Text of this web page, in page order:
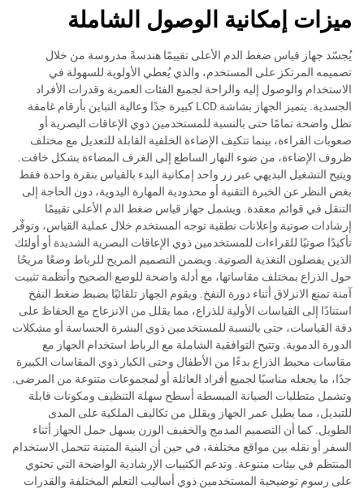
ميزات إمكانية الوصول الشاملة
يُجسّد جهاز قياس ضغط الدم الأعلى تقييمًا هندسةً مدروسة من خلال
تصميمه المرتكز على المستخدم، والذي يُعطي الأولوية للسهولة في
الاستخدام والوصول إليه والراحة لجميع الفئات العمرية وقدرات الأفراد
الجسدية. يتميز الجهاز بشاشة LCD كبيرة جدًا وعالية التباين بأرقام غامقة
تظل واضحة تمامًا حتى بالنسبة للمستخدمين ذوي الإعاقات البصرية أو
صعوبات القراءة، بينما تتكيف الإضاءة الخلفية القابلة للتعديل مع مختلف
ظروف الإضاءة، من ضوء النهار الساطع إلى الغرف المضاءة بشكل خافت.
ويتيح التشغيل البديهي عبر زر واحد إمكانية البدء بالقياس بنقرة واحدة فقط
بغض النظر عن الخبرة التقنية أو محدودية المهارة اليدوية، دون الحاجة إلى
التنقل في قوائم معقدة. ويشمل جهاز قياس ضغط الدم الأعلى تقييمًا
إرشادات صوتية وإعلانات نطقية توجه المستخدم خلال عملية القياس، وتوفّر
تأكيدًا صوتيًا للقراءات للمستخدمين ذوي الإعاقات البصرية الشديدة أو أولئك
الذين يفضلون التغذية الصوتية. ويضمن التصميم المريح للرباط وضعًا مريحًا
حول الذراع بمختلف مقاساتها، مع أدلة واضحة للوضع الصحيح وأنظمة تثبيت
آمنة تمنع الانزلاق أثناء دورة النفخ. ويقوم الجهاز تلقائيًا بضبط ضغط النفخ
استنادًا إلى القياسات الأولية للذراع، مما يقلل من الانزعاج مع الحفاظ على
دقة القياسات، حتى بالنسبة للمستخدمين ذوي البشرة الحساسة أو مشكلات
الدورة الدموية. وتتيح التوافقية الشاملة مع الرباط استخدام الجهاز مع
مقاسات محيط الذراع بدءًا من الأطفال وحتى الكبار ذوي المقاسات الكبيرة
جدًا، ما يجعله مناسبًا لجميع أفراد العائلة أو لمجموعات متنوعة من المرضى.
وتشمل متطلبات الصيانة المبسطة أسطح سهلة التنظيف ومكونات قابلة
للتبديل، مما يطيل عمر الجهاز ويقلل من تكاليف الملكية على المدى
الطويل. كما أن التصميم المدمج والخفيف الوزن يسهل حمل الجهاز أثناء
السفر أو نقله بين مواقع مختلفة، في حين أن البنية المتينة تتحمل الاستخدام
المنتظم في بيئات متنوعة. وتدعم الكتيبات الإرشادية الواضحة التي تحتوي
على رسوم توضيحية المستخدمين ذوي أساليب التعلم المختلفة والقدرات